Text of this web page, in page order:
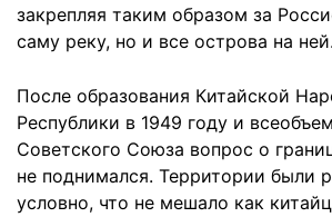
закрепляя таким образом за
саму реку, но и все острова на ней.
После образования Китайской
Республики в 1949 году и
Советского Союза вопрос о
не поднимался. Территории были
условно, что не мешало как